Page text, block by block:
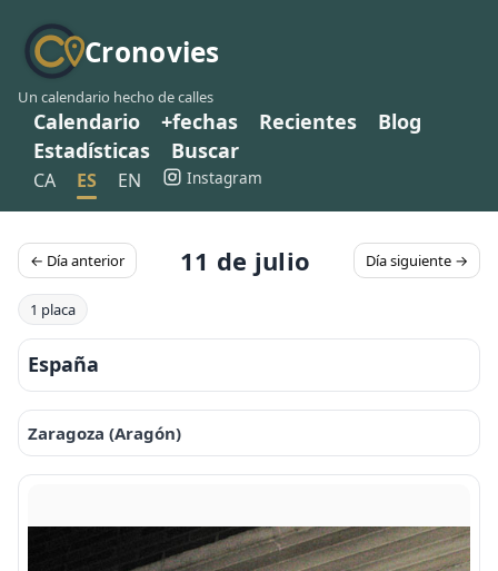
Cronovies
Un calendario hecho de calles
Calendario +fechas Recientes
Blog
Estadísticas
Buscar
CA ES EN Instagram
← Día anterior 11 de julio Día siguiente →
1 placa
España
Zaragoza (Aragón)